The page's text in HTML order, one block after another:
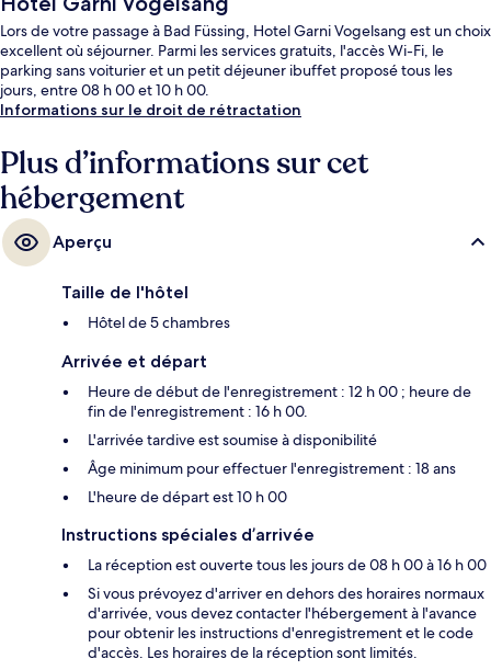
Lors de votre passage à Bad Füssing, Hotel Garni Vogelsang est un choix
excellent où séjourner. Parmi les services gratuits, l'accès Wi-Fi, le
parking sans voiturier et un petit déjeuner ibuffet proposé tous les
jours, entre 08 h 00 et 10 h 00.
Informations sur le droit de rétractation
Plus d’informations sur cet
hébergement
Aperçu
Taille de l'hôtel
Hôtel de 5 chambres
Arrivée et départ
Heure de début de l'enregistrement : 12 h 00 ; heure de
fin de l'enregistrement : 16 h 00.
L'arrivée tardive est soumise à disponibilité
Âge minimum pour effectuer l'enregistrement : 18 ans
L'heure de départ est 10 h 00
Instructions spéciales d’arrivée
La réception est ouverte tous les jours de 08 h 00 à 16 h 00
Si vous prévoyez d'arriver en dehors des horaires normaux
d'arrivée, vous devez contacter l'hébergement à l'avance
pour obtenir les instructions d'enregistrement et le code
d'accès. Les horaires de la réception sont limités.